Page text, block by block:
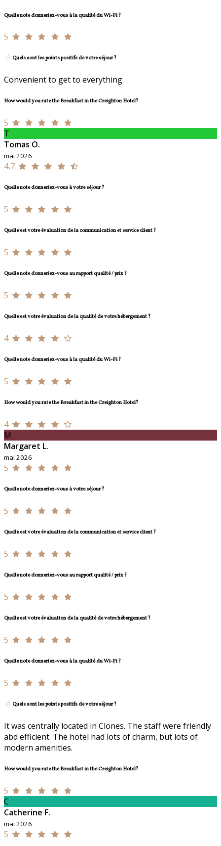
Quelle note donneriez-vous à la qualité du Wi-Fi ?
5
Quels sont les points positifs de votre séjour ?
Convenient to get to everything.
How would you rate the Breakfast in the Creighton Hotel?
5
T
Tomas O.
mai 2026
4,7
Quelle note donneriez-vous à votre séjour ?
5
Quelle est votre évaluation de la communication et service client ?
5
Quelle note donneriez-vous au rapport qualité / prix ?
5
Quelle est votre évaluation de la qualité de votre hébergement ?
4
Quelle note donneriez-vous à la qualité du Wi-Fi ?
5
How would you rate the Breakfast in the Creighton Hotel?
4
M
Margaret L.
mai 2026
5
Quelle note donneriez-vous à votre séjour ?
5
Quelle est votre évaluation de la communication et service client ?
5
Quelle note donneriez-vous au rapport qualité / prix ?
5
Quelle est votre évaluation de la qualité de votre hébergement ?
5
Quelle note donneriez-vous à la qualité du Wi-Fi ?
5
Quels sont les points positifs de votre séjour ?
It was centrally located in Clones. The staff were friendly
abd efficient. The hotel had lots of charm, but lots of
modern amenities.
How would you rate the Breakfast in the Creighton Hotel?
5
C
Catherine F.
mai 2026
5